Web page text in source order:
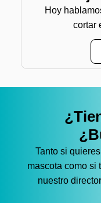
Hoy
cortar
Tanto si
mascota como si
nuestro